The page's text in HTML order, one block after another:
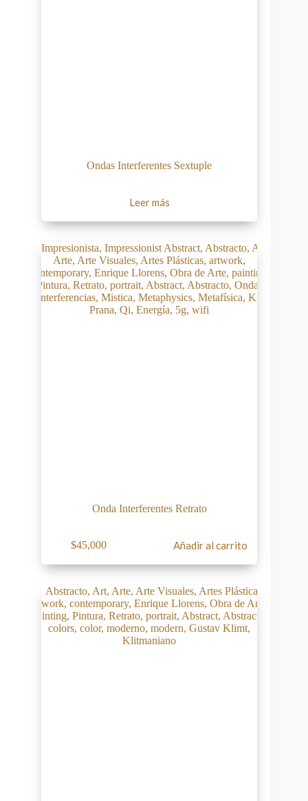
Ondas Interferentes Sextuple
Leer más
Onda Interferentes Retrato
$45,000 Añadir al carrito